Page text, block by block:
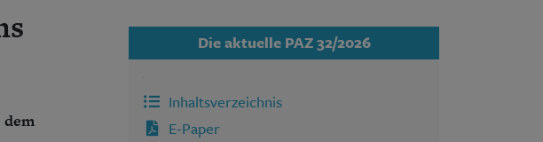
Datenschutz
SUCHEN
Die aktuelle PAZ 32/2026
Inhaltsverzeichnis
E-Paper